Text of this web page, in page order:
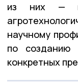
из них — по
научному
по созданию
конкретных